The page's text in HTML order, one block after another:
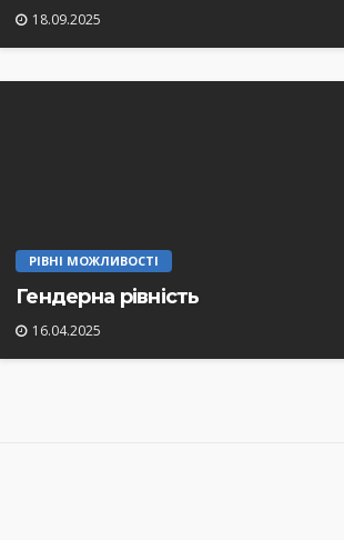
18.09.2025
РІВНІ МОЖЛИВОСТІ
Гендерна рівність
16.04.2025